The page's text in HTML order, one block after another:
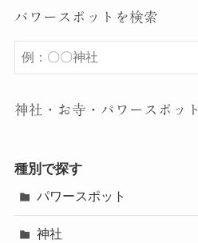
パワースポットを検索
神社・お寺・パワースポット
種別で探す
パワースポット
神社